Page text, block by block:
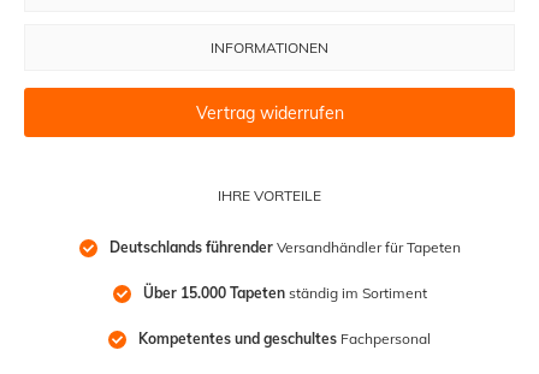
IHRE VORTEILE
Deutschlands führender Versandhändler für Tapeten
Über 15.000 Tapeten ständig im Sortiment
Kompetentes und geschultes Fachpersonal
INFORMATIONEN
Vertrag widerrufen